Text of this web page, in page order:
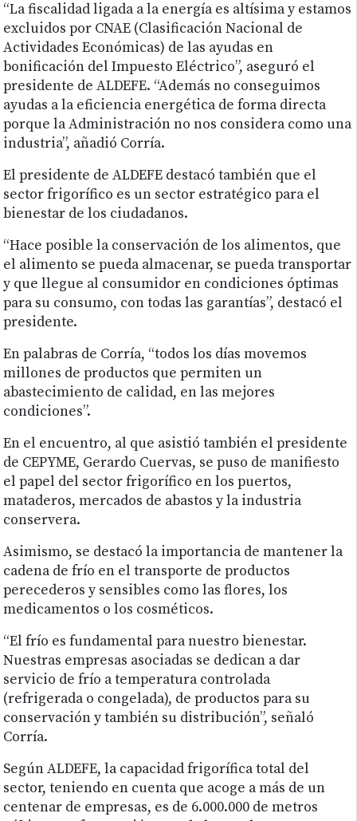
“La fiscalidad ligada a la energía es altísima y estamos
excluidos por CNAE (Clasificación Nacional de
Actividades Económicas) de las ayudas en
bonificación del Impuesto Eléctrico”, aseguró el
presidente de ALDEFE. “Además no conseguimos
ayudas a la eficiencia energética de forma directa
porque la Administración no nos considera como una
industria”, añadió Corría.
El presidente de ALDEFE destacó también que el
sector frigorífico es un sector estratégico para el
bienestar de los ciudadanos.
“Hace posible la conservación de los alimentos, que
el alimento se pueda almacenar, se pueda transportar
y que llegue al consumidor en condiciones óptimas
para su consumo, con todas las garantías”, destacó el
presidente.
En palabras de Corría, “todos los días movemos
millones de productos que permiten un
abastecimiento de calidad, en las mejores
condiciones”.
En el encuentro, al que asistió también el presidente
de CEPYME, Gerardo Cuervas, se puso de manifiesto
el papel del sector frigorífico en los puertos,
mataderos, mercados de abastos y la industria
conservera.
Asimismo, se destacó la importancia de mantener la
cadena de frío en el transporte de productos
perecederos y sensibles como las flores, los
medicamentos o los cosméticos.
“El frío es fundamental para nuestro bienestar.
Nuestras empresas asociadas se dedican a dar
servicio de frío a temperatura controlada
(refrigerada o congelada), de productos para su
conservación y también su distribución”, señaló
Corría.
Según ALDEFE, la capacidad frigorífica total del
sector, teniendo en cuenta que acoge a más de un
centenar de empresas, es de 6.000.000 de metros